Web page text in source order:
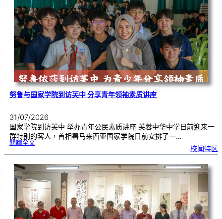
《
奏
花
悦
韵
》
圆
满
演
出
努鲁与国家学院到访芙中 分享青年领袖素质讲座
31/07/2026
国家学院到访芙中 举办青年公民素质讲座 芙蓉中华中学日前迎来一
群特别的客人，首相署马来西亚国家学院日前安排了一…
閱讀全文:努
国
学
院
到
访
中
分
享
青
年
领
袖
素
质
讲
座
校闻特区